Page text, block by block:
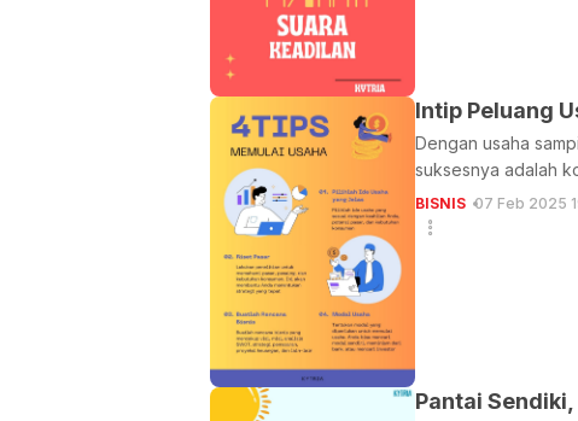
Intip Peluang
Dengan usaha
suksesnya adalah
BISNIS 07 Feb 2025
Pantai